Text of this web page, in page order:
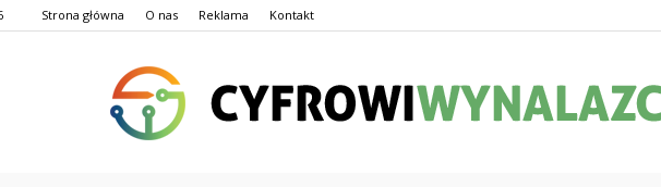
Strona główna O nas Reklama Kontakt